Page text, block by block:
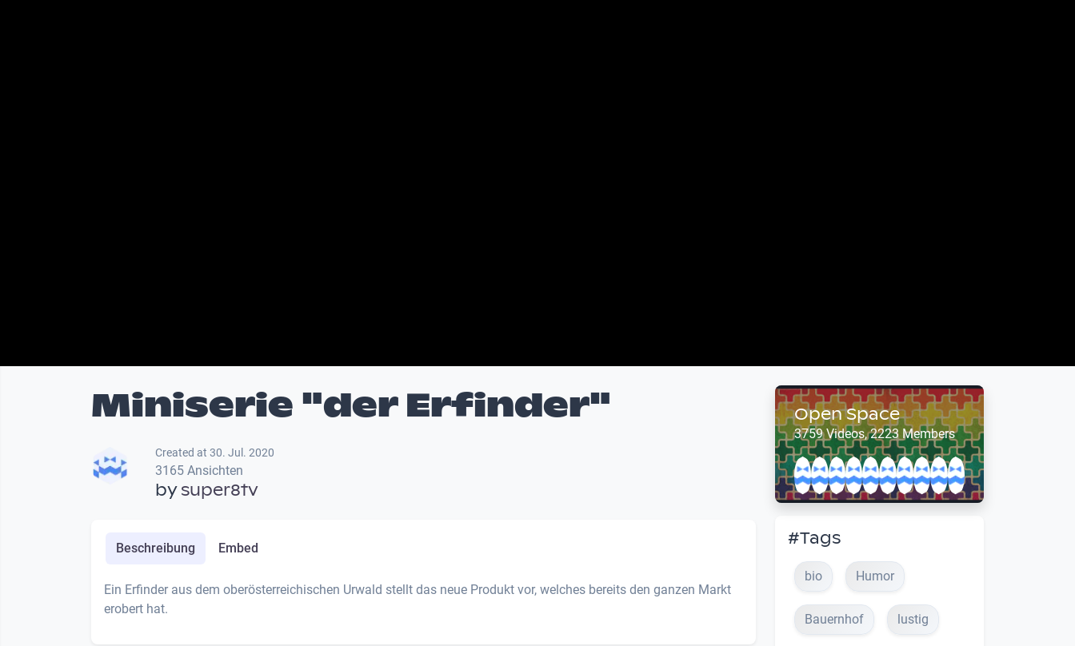
Miniserie "der Erfinder"
Created at 30. Jul. 2020
3165 Ansichten
bysuper8tv
Beschreibung Embed
Ein Erfinder aus dem oberösterreichischen Urwald stellt das neue Produkt vor, welches bereits den ganzen Markt
erobert hat.
Open Space
3759 Videos, 2223 Members
#Tags
bio Humor
Bauernhof lustig